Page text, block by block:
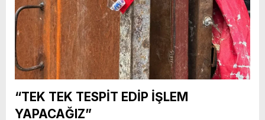
“TEK TEK TESPİT EDİP İŞLEM
YAPACAĞIZ”